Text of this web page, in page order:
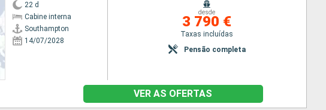
22 d
Cabine interna
Southampton
14/07/2028
desde
3 790 €
Taxas incluídas
Pensão completa
VER AS OFERTAS